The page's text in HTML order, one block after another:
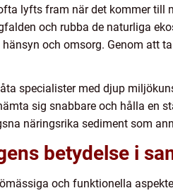
lyfts fram när det kommer till
och rubba de naturliga
och omsorg. Genom att
specialister med djup
sig snabbare och hålla en
näringsrika sediment som
betydelse i
och funktionella